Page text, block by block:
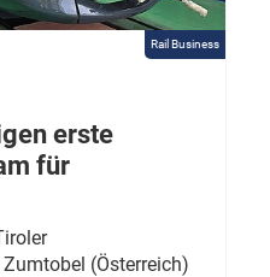
Rail Business
erste
für
(Österreich)